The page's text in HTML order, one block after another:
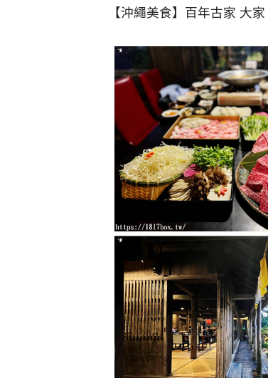
【沖繩美食】百年古家 大